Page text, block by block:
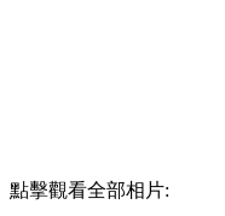
點擊觀看全部相片: